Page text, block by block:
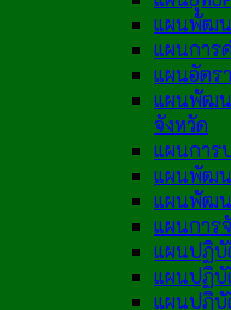
แผนพัฒ
แผนการ
แผนอัตร
แผนพัฒน
จังหวัด
แผนการ
แผนพัฒน
แผนพัฒ
แผนการ
แผนปฏิบั
แผนปฏิบั
แผนปฏิบั